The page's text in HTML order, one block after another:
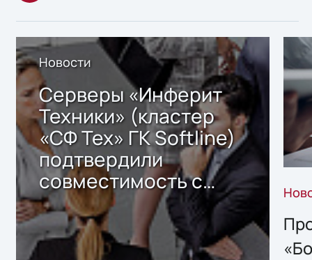
Новости
Серверы «Инферит
Техники» (кластер
«СФ Тех» ГК Softline)
подтвердили
совместимость с
решением Sharx
Storage 2.x для
хранения данных